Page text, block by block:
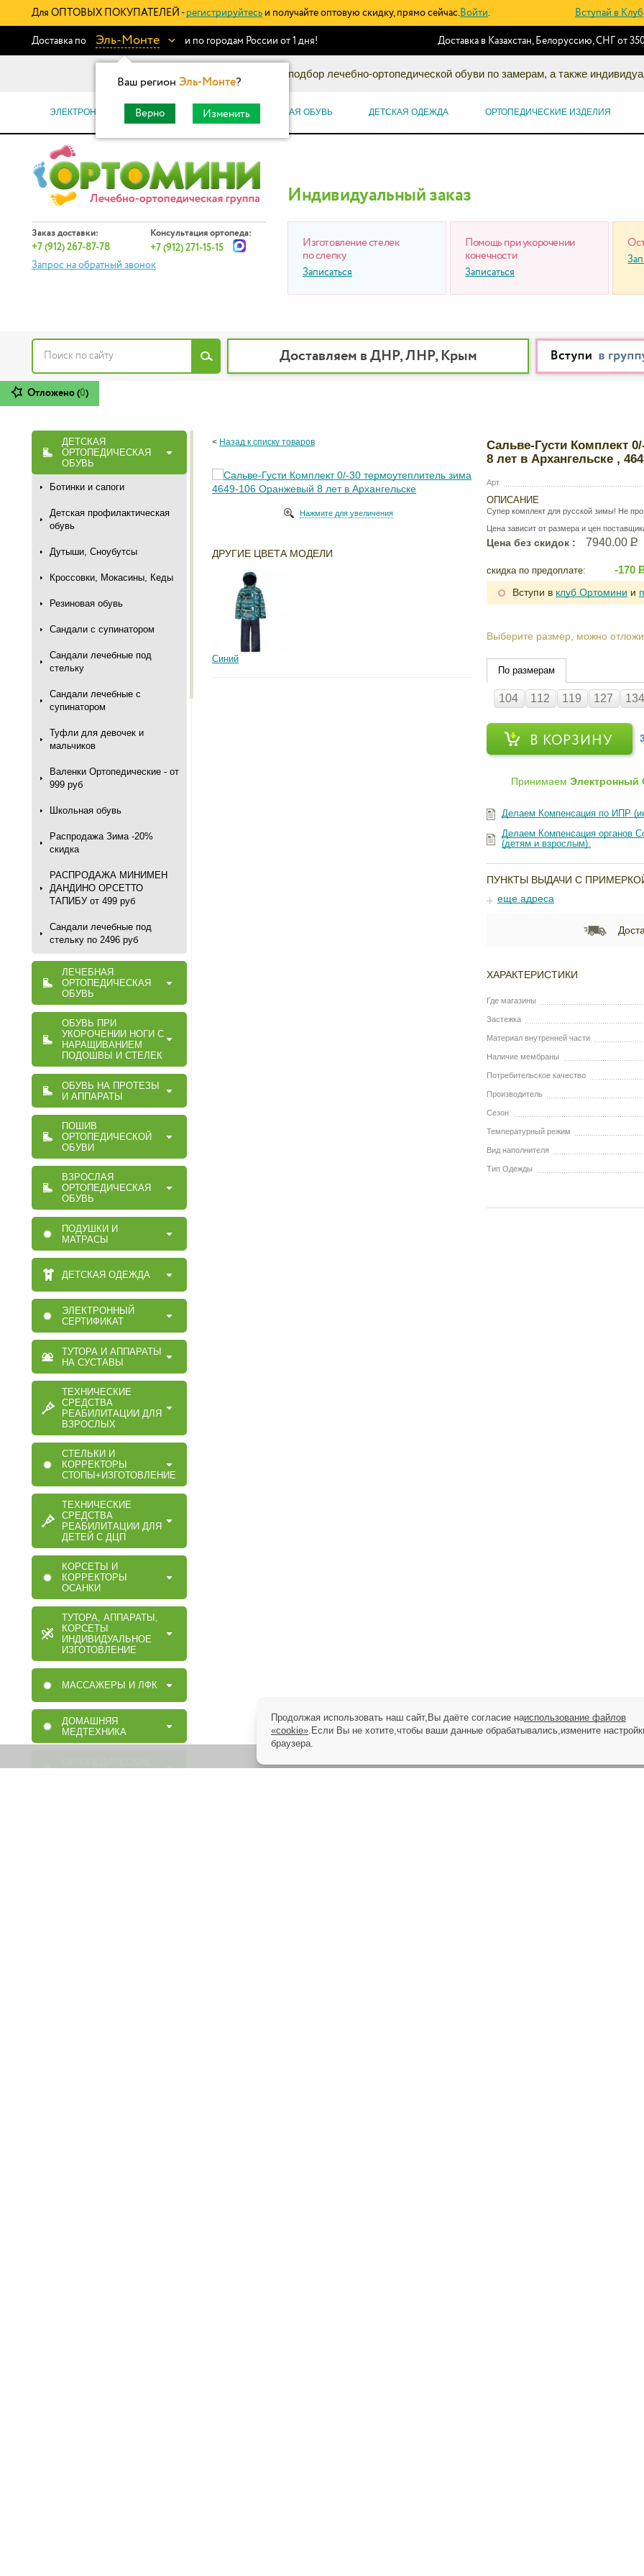
Для ОПТОВЫХ ПОКУПАТЕЛЕЙ - регистрируйтесь и получайте оптовую скидку, прямо сейчас.Войти. Вступай в Клуб
Доставка по Эль-Монте
Ваш регион Эль-Монте?
Верно Изменить
и по городам России от 1 дня! Доставка в Казахстан, Белоруссию, СНГ от
Информационный каталог: подбор лечебно-ортопедической обуви по замерам, а также
ЭЛЕКТРОННЫЕ СЕРТИФИКАТЫ ОРТОПЕДИЧЕСКАЯ ОБУВЬ ДЕТСКАЯ ОДЕЖДА ОРТОПЕДИЧЕСКИЕ ИЗДЕЛИЯ
Заказ доставки:
+7 (912) 267-87-78
Консультация ортопеда:
+7 (912) 271-15-15
Запрос на обратный звонок
Индивидуальный заказ
Изготовление стелек
по слепку
Записаться
Помощь при укорочении
конечности
Записаться
Доставляем в ДНР, ЛНР, Крым
Отложено (0)
ДЕТСКАЯ
ОРТОПЕДИЧЕСКАЯ
ОБУВЬ
Ботинки и сапоги
Детская профилактическая
обувь
Дутыши, Сноубутсы
Кроссовки, Мокасины, Кеды
Резиновая обувь
Сандали с супинатором
Сандали лечебные под
стельку
Сандали лечебные с
супинатором
Туфли для девочек и
мальчиков
Валенки Ортопедические - от
999 руб
Школьная обувь
Распродажа Зима -20%
скидка
РАСПРОДАЖА МИНИМЕН
ДАНДИНО ОРСЕТТО
ТАПИБУ от 499 руб
Сандали лечебные под
стельку по 2496 руб
ЛЕЧЕБНАЯ
ОРТОПЕДИЧЕСКАЯ
ОБУВЬ
ОБУВЬ ПРИ
УКОРОЧЕНИИ НОГИ С
НАРАЩИВАНИЕМ
ПОДОШВЫ И СТЕЛЕК
ОБУВЬ НА ПРОТЕЗЫ
И АППАРАТЫ
ПОШИВ
ОРТОПЕДИЧЕСКОЙ
ОБУВИ
ВЗРОСЛАЯ
ОРТОПЕДИЧЕСКАЯ
ОБУВЬ
ПОДУШКИ И
МАТРАСЫ
ДЕТСКАЯ ОДЕЖДА
ЭЛЕКТРОННЫЙ
СЕРТИФИКАТ
ТУТОРА И АППАРАТЫ
НА СУСТАВЫ
ТЕХНИЧЕСКИЕ
СРЕДСТВА
РЕАБИЛИТАЦИИ ДЛЯ
ВЗРОСЛЫХ
СТЕЛЬКИ И
КОРРЕКТОРЫ
СТОПЫ+ИЗГОТОВЛЕНИЕ
ТЕХНИЧЕСКИЕ
СРЕДСТВА
РЕАБИЛИТАЦИИ ДЛЯ
ДЕТЕЙ С ДЦП
КОРСЕТЫ И
КОРРЕКТОРЫ
ОСАНКИ
ТУТОРА, АППАРАТЫ,
КОРСЕТЫ
ИНДИВИДУАЛЬНОЕ
ИЗГОТОВЛЕНИЕ
МАССАЖЕРЫ И ЛФК
ДОМАШНЯЯ
МЕДТЕХНИКА
< Назад к списку товаров
Нажмите для увеличения
ДРУГИЕ ЦВЕТА МОДЕЛИ
Синий
Сальве-Густи Комплект
8 лет в Архангельске ,
Арт
ОПИСАНИЕ
Супер комплект для русской зимы! Не
Цена зависит от размера и цен
Цена без скидок : 7940.00Р
скидка по предоплате: -170
Вступи в клуб Ортомини и
Выберите размер, можно
По размерам
104 112 119 127
В КОРЗИНУ
ПринимаемЭлектронный
Делаем Компенсация по ИПР
Делаем Компенсация органов
(детям и взрослым).
ПУНКТЫ ВЫДАЧИ С
еще адреса
ХАРАКТЕРИСТИКИ
Где магазины
Застежка
Материал внутренней части
Наличие мембраны
Потребительское качество
Производитель
Сезон
Температурный режим
Вид наполнителя
Тип Одежды
Продолжая использовать наш сайт,Вы даёте согласие наиспользование файлов
«cookie».Если Вы не хотите,чтобы ваши данные обрабатывались,измените
браузера.